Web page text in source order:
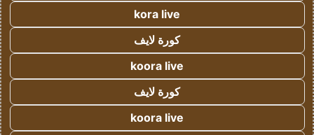
kora live
كورة لايف
koora live
كورة لايف
koora live